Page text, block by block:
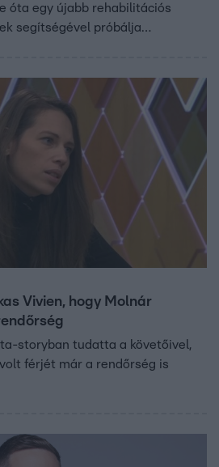
óta egy újabb rehabilitációs
segítségével próbálja
Vivien, hogy Molnár
storyban tudatta a követőivel,
férjét már a rendőrség is